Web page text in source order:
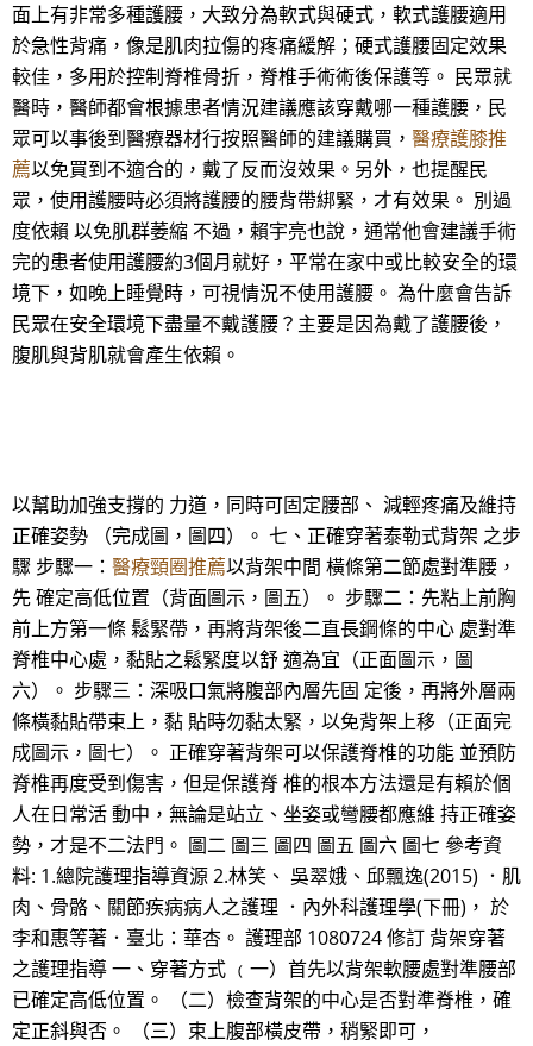
面上有非常多種護腰，大致分為軟式與硬式，軟式護腰適用
於急性背痛，像是肌肉拉傷的疼痛緩解；硬式護腰固定效果
較佳，多用於控制脊椎骨折，脊椎手術術後保護等。 民眾就
醫時，醫師都會根據患者情況建議應該穿戴哪一種護腰，民
眾可以事後到醫療器材行按照醫師的建議購買， 醫療護膝推
薦以免買到不適合的，戴了反而沒效果。另外，也提醒民
眾，使用護腰時必須將護腰的腰背帶綁緊，才有效果。 別過
度依賴 以免肌群萎縮 不過，賴宇亮也說，通常他會建議手術
完的患者使用護腰約3個月就好，平常在家中或比較安全的環
境下，如晚上睡覺時，可視情況不使用護腰。 為什麼會告訴
民眾在安全環境下盡量不戴護腰？主要是因為戴了護腰後，
腹肌與背肌就會產生依賴。
以幫助加強支撐的 力道，同時可固定腰部、 減輕疼痛及維持
正確姿勢 （完成圖，圖四）。 七、正確穿著泰勒式背架 之步
驟 步驟一： 醫療頸圈推薦以背架中間 橫條第二節處對準腰，
先 確定高低位置（背面圖示，圖五）。 步驟二：先粘上前胸
前上方第一條 鬆緊帶，再將背架後二直長鋼條的中心 處對準
脊椎中心處，黏貼之鬆緊度以舒 適為宜（正面圖示，圖
六）。 步驟三：深吸口氣將腹部內層先固 定後，再將外層兩
條橫黏貼帶束上，黏 貼時勿黏太緊，以免背架上移（正面完
成圖示，圖七）。 正確穿著背架可以保護脊椎的功能 並預防
脊椎再度受到傷害，但是保護脊 椎的根本方法還是有賴於個
人在日常活 動中，無論是站立、坐姿或彎腰都應維 持正確姿
勢，才是不二法門。 圖二 圖三 圖四 圖五 圖六 圖七 參考資
料: 1.總院護理指導資源 2.林笑、 吳翠娥、邱飄逸(2015) ．肌
肉、骨骼、關節疾病病人之護理 ．內外科護理學(下冊)， 於
李和惠等著．臺北：華杏。 護理部 1080724 修訂 背架穿著
之護理指導 一、穿著方式 ﹙一）首先以背架軟腰處對準腰部
已確定高低位置。 （二）檢查背架的中心是否對準脊椎，確
定正斜與否。 （三）束上腹部橫皮帶，稍緊即可，